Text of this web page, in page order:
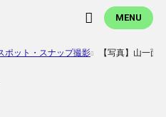
MENU
ポット・スナップ撮影 【写真】山一面